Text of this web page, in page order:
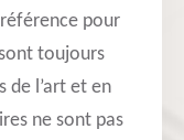
pour
toujours
de l’art et en
ne sont pas